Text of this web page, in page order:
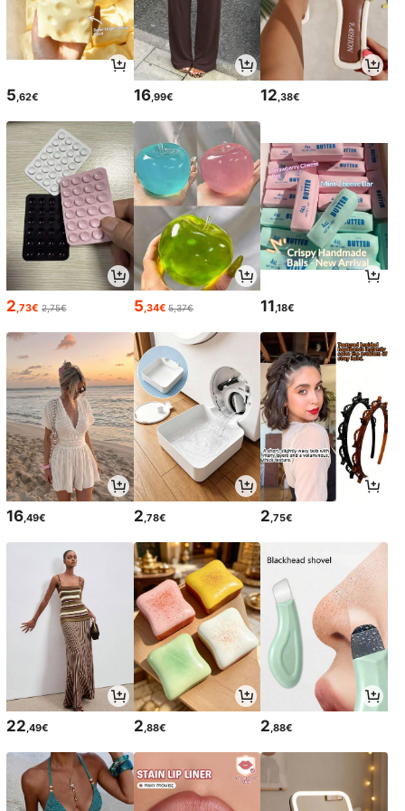
5,62€ 16,99€ 12,38€
2 ,73€ 2,75€ 5 ,34€ 5,37€ 11 ,18€
16,49€ 2,78€ 2,75€
22,49€ 2,88€ 2,88€